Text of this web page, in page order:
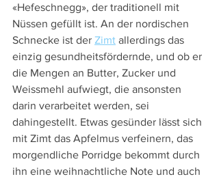
«Hefeschnegg», der traditionell mit
Nüssen gefüllt ist. An der nordischen
Schnecke ist der Zimt allerdings das
einzig gesundheitsfördernde, und ob er
die Mengen an Butter, Zucker und
Weissmehl aufwiegt, die ansonsten
darin verarbeitet werden, sei
dahingestellt. Etwas gesünder lässt sich
mit Zimt das Apfelmus verfeinern, das
morgendliche Porridge bekommt durch
ihn eine weihnachtliche Note und auch